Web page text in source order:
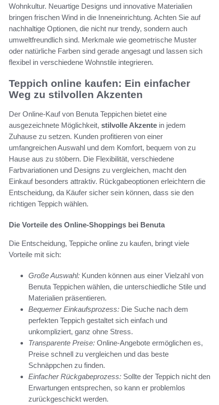
Wohnkultur. Neuartige Designs und innovative Materialien
bringen frischen Wind in die Inneneinrichtung. Achten Sie auf
nachhaltige Optionen, die nicht nur trendy, sondern auch
umweltfreundlich sind. Merkmale wie geometrische Muster
oder natürliche Farben sind gerade angesagt und lassen sich
flexibel in verschiedene Wohnstile integrieren.
Teppich online kaufen: Ein einfacher
Weg zu stilvollen Akzenten
Der Online-Kauf von Benuta Teppichen bietet eine
ausgezeichnete Möglichkeit, stilvolle Akzente in jedem
Zuhause zu setzen. Kunden profitieren von einer
umfangreichen Auswahl und dem Komfort, bequem von zu
Hause aus zu stöbern. Die Flexibilität, verschiedene
Farbvariationen und Designs zu vergleichen, macht den
Einkauf besonders attraktiv. Rückgabeoptionen erleichtern die
Entscheidung, da Käufer sicher sein können, dass sie den
richtigen Teppich wählen.
Die Vorteile des Online-Shoppings bei Benuta
Die Entscheidung, Teppiche online zu kaufen, bringt viele
Vorteile mit sich:
Große Auswahl: Kunden können aus einer Vielzahl von
Benuta Teppichen wählen, die unterschiedliche Stile und
Materialien präsentieren.
Bequemer Einkaufsprozess: Die Suche nach dem
perfekten Teppich gestaltet sich einfach und
unkompliziert, ganz ohne Stress.
Transparente Preise: Online-Angebote ermöglichen es,
Preise schnell zu vergleichen und das beste
Schnäppchen zu finden.
Einfacher Rückgabeprozess: Sollte der Teppich nicht den
Erwartungen entsprechen, so kann er problemlos
zurückgeschickt werden.